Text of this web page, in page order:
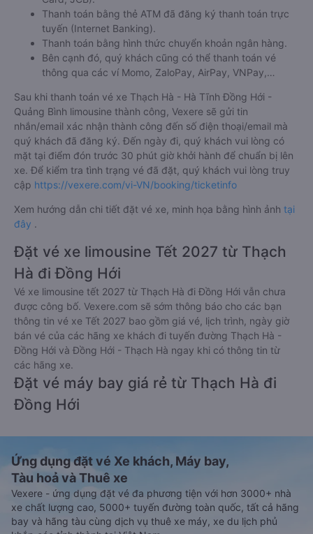
Thanh toán bằng thẻ ATM đã đăng ký thanh toán trực
tuyến (Internet Banking).
Thanh toán bằng hình thức chuyển khoản ngân hàng.
Bên cạnh đó, quý khách cũng có thể thanh toán vé
thông qua các ví Momo, ZaloPay, AirPay, VNPay,…
Sau khi thanh toán vé xe Thạch Hà - Hà Tĩnh Đồng Hới -
Quảng Bình limousine thành công, Vexere sẽ gửi tin
nhắn/email xác nhận thành công đến số điện thoại/email mà
quý khách đã đăng ký. Đến ngày đi, quý khách vui lòng có
mặt tại điểm đón trước 30 phút giờ khởi hành để chuẩn bị lên
xe. Để kiểm tra tình trạng vé đã đặt, quý khách vui lòng truy
cập https://vexere.com/vi-VN/booking/ticketinfo
Xem hướng dẫn chi tiết đặt vé xe, minh họa bằng hình ảnh tại
đây .
Đặt vé xe limousine Tết 2027 từ Thạch
Hà đi Đồng Hới
Vé xe limousine tết 2027 từ Thạch Hà đi Đồng Hới vẫn chưa
được công bố. Vexere.com sẽ sớm thông báo cho các bạn
thông tin vé xe Tết 2027 bao gồm giá vé, lịch trình, ngày giờ
bán vé của các hãng xe khách đi tuyến đường Thạch Hà -
Đồng Hới và Đồng Hới - Thạch Hà ngay khi có thông tin từ
các hãng xe.
Đặt vé máy bay giá rẻ từ Thạch Hà đi
Đồng Hới
Ứng dụng đặt vé Xe khách, Máy bay,
Tàu hoả và Thuê xe
Vexere - ứng dụng đặt vé đa phương tiện với hơn 3000+ nhà
xe chất lượng cao, 5000+ tuyến đường toàn quốc, tất cả hãng
bay và hãng tàu cùng dịch vụ thuê xe máy, xe du lịch phủ